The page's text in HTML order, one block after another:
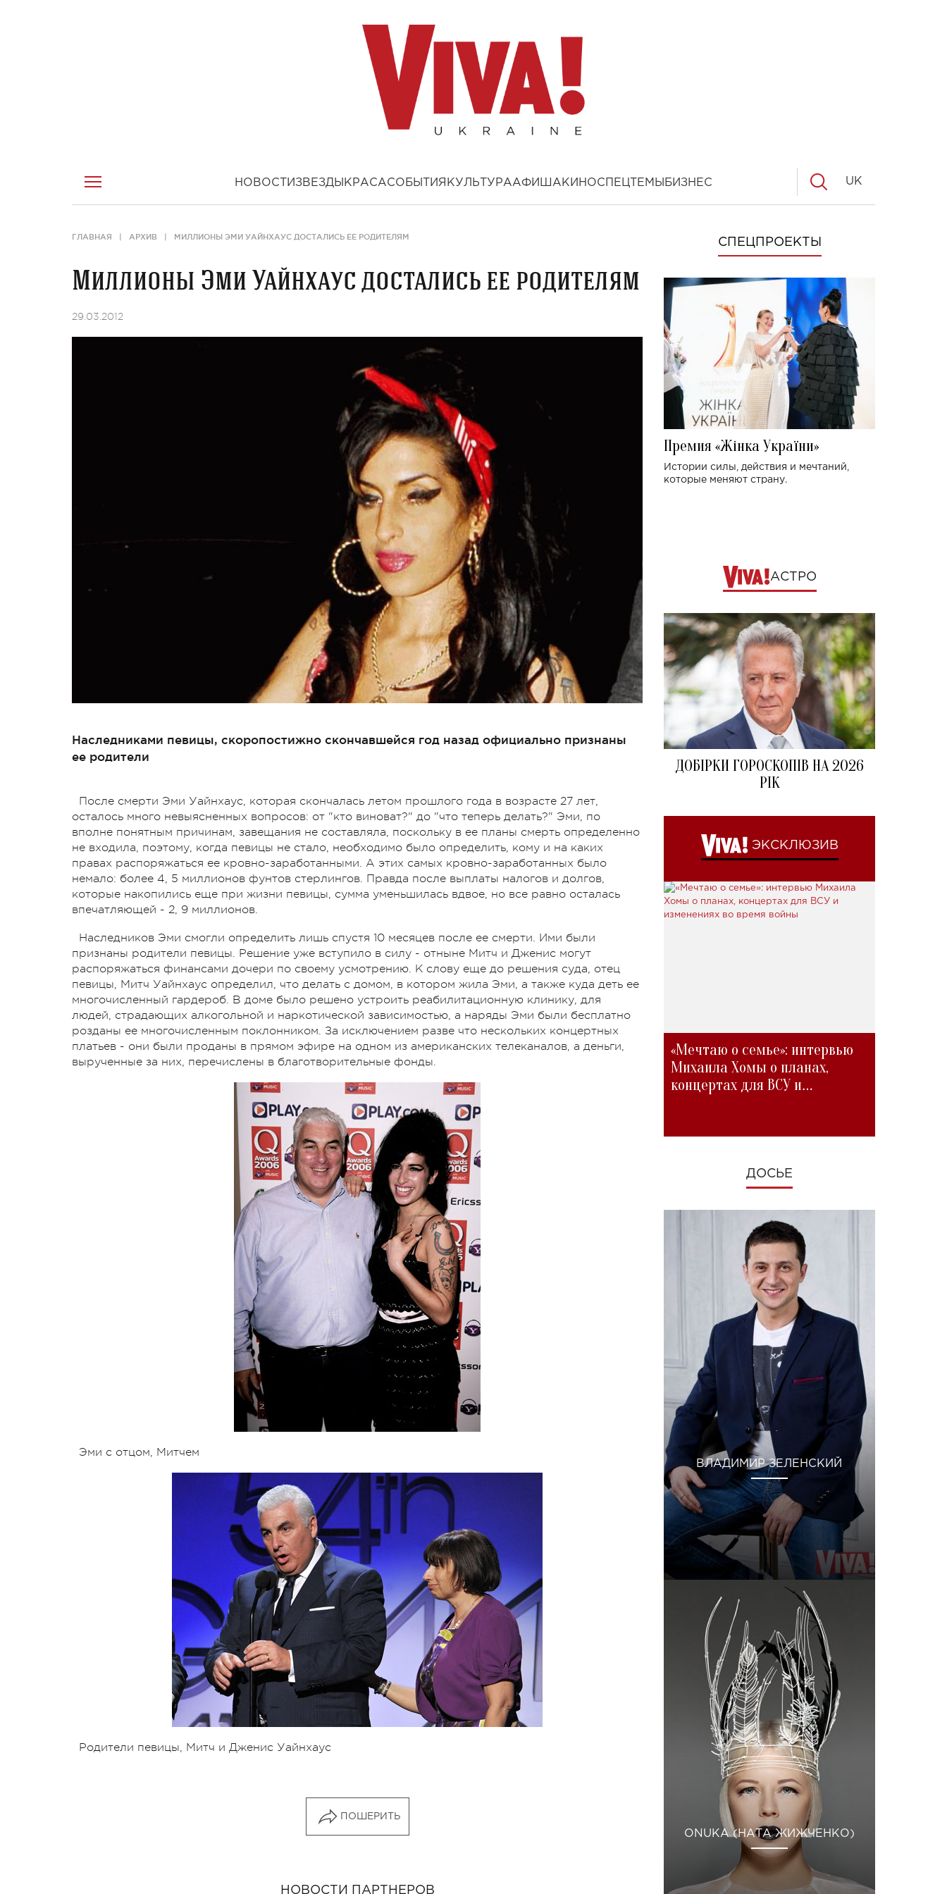
НОВОСТИ ЗВЕЗДЫ КРАСАСОБЫТИЯ КУЛЬТУРААФИША КИНОСПЕЦТЕМЫ БИЗНЕС UK
ГЛАВНАЯ АРХИВ МИЛЛИОНЫ ЭМИ УАЙНХАУС ДОСТАЛИСЬ ЕЕ РОДИТЕЛЯМ
Миллионы Эми Уайнхаус достались ее родителям
29.03.2012
Наследниками певицы, скоропостижно скончавшейся год назад официально признаны
ее родители
После смерти Эми Уайнхаус, которая скончалась летом прошлого года в возрасте 27 лет,
осталось много невыясненных вопросов: от "кто виноват?" до "что теперь делать?" Эми, по
вполне понятным причинам, завещания не составляла, поскольку в ее планы смерть определенно
не входила, поэтому, когда певицы не стало, необходимо было определить, кому и на каких
правах распоряжаться ее кровно-заработанными. А этих самых кровно-заработанных было
немало: более 4, 5 миллионов фунтов стерлингов. Правда после выплаты налогов и долгов,
которые накопились еще при жизни певицы, сумма уменьшилась вдвое, но все равно осталась
впечатляющей - 2, 9 миллионов.
Наследников Эми смогли определить лишь спустя 10 месяцев после ее смерти. Ими были
признаны родители певицы. Решение уже вступило в силу - отныне Митч и Дженис могут
распоряжаться финансами дочери по своему усмотрению. К слову еще до решения суда, отец
певицы, Митч Уайнхаус определил, что делать с домом, в котором жила Эми, а также куда деть ее
многочисленный гардероб. В доме было решено устроить реабилитационную клинику, для
людей, страдающих алкогольной и наркотической зависимостью, а наряды Эми были бесплатно
розданы ее многочисленным поклонником. За исключением разве что нескольких концертных
платьев - они были проданы в прямом эфире на одном из американских телеканалов, а деньги,
вырученные за них, перечислены в благотворительные фонды.
Эми с отцом, Митчем
Родители певицы, Митч и Дженис Уайнхаус
ПОШЕРИТЬ
НОВОСТИ ПАРТНЕРОВ
СПЕЦПРОЕКТЫ
Премия «Жінка України»
Истории силы, действия и мечтаний,
которые меняют страну.
АСТРО
ДОБІРКИ ГОРОСКОПІВ НА 2026
РІК
ЭКСКЛЮЗИВ
«Мечтаю о семье»: интервью
Михаила Хомы о планах,
концертах для ВСУ и
ДОСЬЕ
ВЛАДИМИР ЗЕЛЕНСКИЙ
ONUKA (НАТА ЖИЖЧЕНКО)